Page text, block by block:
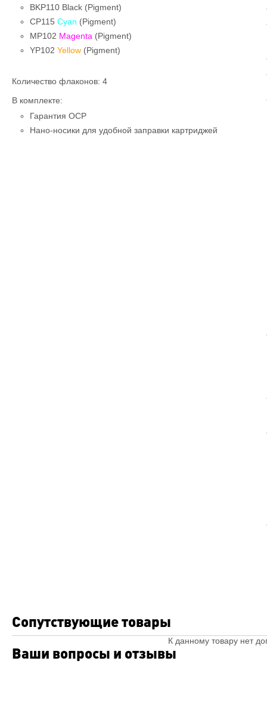
BKP110 Black (Pigment)
CP115 Cyan (Pigment)
MP102 Magenta (Pigment)
YP102 Yellow (Pigment)
Количество флаконов: 4
В комплекте:
Гарантия OCP
Нано-носики для удобной заправки картриджей
Сопутствующие товары
К данному товару нет
Ваши вопросы и отзывы